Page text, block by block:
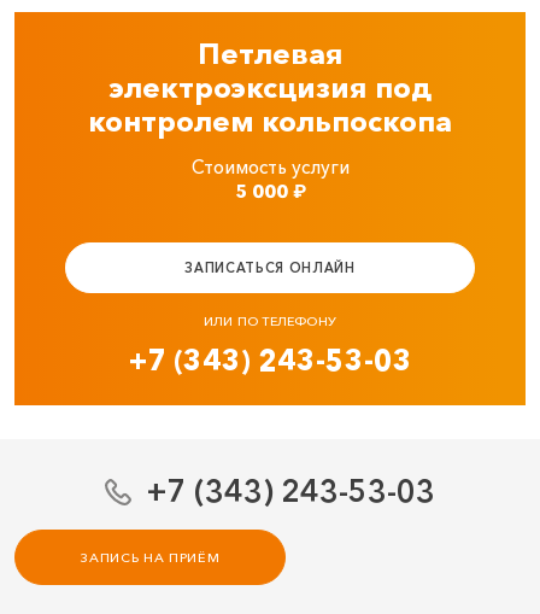
Петлевая
электроэксцизия под
контролем кольпоскопа
Стоимость услуги
5 000₽
ЗАПИСАТЬСЯ ОНЛАЙН
ИЛИ ПО ТЕЛЕФОНУ
+7 (343) 243-53-03
+7 (343) 243-53-03
ЗАПИСЬ НА ПРИЁМ